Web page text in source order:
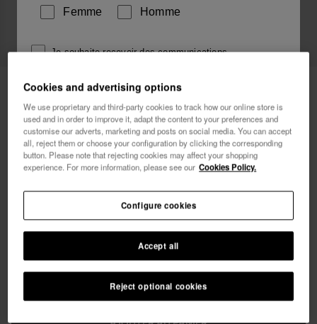
Havaianas Robe Longue Slip On
Tucano
Livraison offerte. 48 dernières heures!
Choisis ta taille
xs s m l xl
Femme Homme
Je souhaite recevoir des communications
Politique de Confidentialité.
je veux 10% de
réduction
Cookies and advertising options
We use proprietary and third-party cookies to track how our online store is
used and in order to improve it, adapt the content to your preferences and
customise our adverts, marketing and posts on social media. You can accept
all, reject them or choose your configuration by clicking the corresponding
button. Please note that rejecting cookies may affect your shopping
experience. For more information, please see our Cookies Policy.
Reject optional cookies
Accept all
Configure cookies